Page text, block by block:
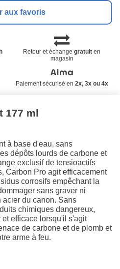
aux favoris
Retour et échangegratuit en
magasin
Paiement sécurisé en 2x, 3x ou 4x
177 ml
à base d'eau, sans
dépôts lourds de carbone et
exclusif de tensioactifs
Carbon Pro agit efficacement
corrosifs empêchant la
sans graver ni
acier du canon. Sans
chimiques dangereux,
efficace lorsqu'il s'agit
de carbone et de plomb et
arme à feu.